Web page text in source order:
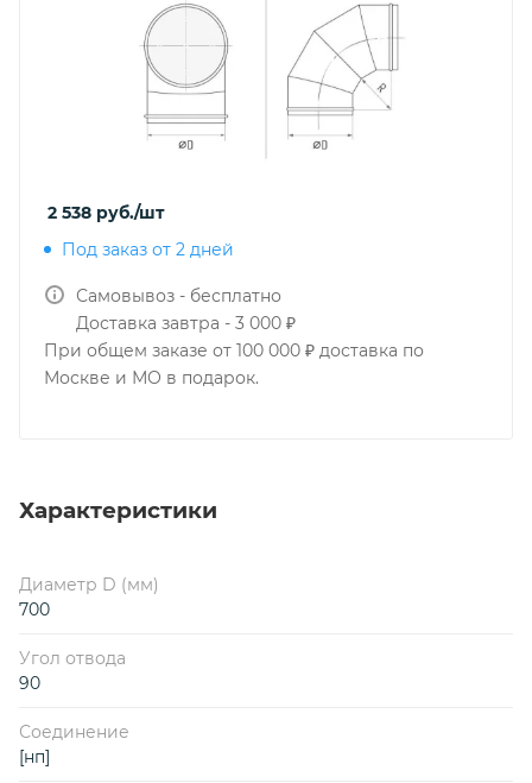
2 538 руб./шт
Под заказ от 2 дней
Самовывоз - бесплатно
Доставка завтра - 3 000 ₽
При общем заказе от 100 000 ₽ доставка по
Москве и МО в подарок.
Характеристики
Диаметр D (мм)
700
Угол отвода
90
Соединение
[нп]